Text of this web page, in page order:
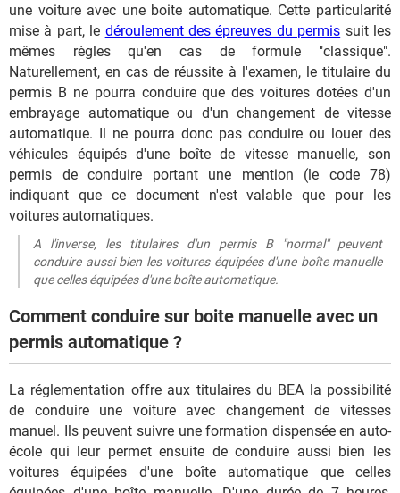
une voiture avec une boite automatique. Cette particularité
mise à part, le déroulement des épreuves du permis suit les
mêmes règles qu'en cas de formule "classique".
Naturellement, en cas de réussite à l'examen, le titulaire du
permis B ne pourra conduire que des voitures dotées d'un
embrayage automatique ou d'un changement de vitesse
automatique. Il ne pourra donc pas conduire ou louer des
véhicules équipés d'une boîte de vitesse manuelle, son
permis de conduire portant une mention (le code 78)
indiquant que ce document n'est valable que pour les
voitures automatiques.
A l'inverse, les titulaires d'un permis B "normal" peuvent
conduire aussi bien les voitures équipées d'une boîte manuelle
que celles équipées d'une boîte automatique.
Comment conduire sur boite manuelle avec un
permis automatique ?
La réglementation offre aux titulaires du BEA la possibilité
de conduire une voiture avec changement de vitesses
manuel. Ils peuvent suivre une formation dispensée en auto-
école qui leur permet ensuite de conduire aussi bien les
voitures équipées d'une boîte automatique que celles